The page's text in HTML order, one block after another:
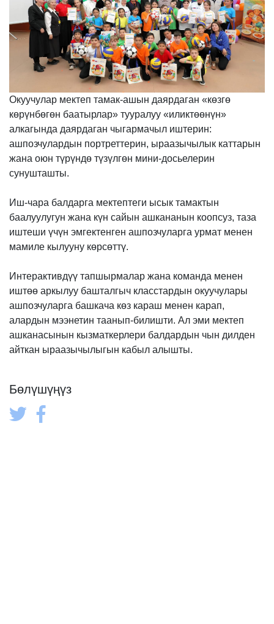
Окуучулар мектеп тамак-ашын даярдаган «көзгө
көрүнбөгөн баатырлар» тууралуу «иликтөөнүн»
алкагында даярдаган чыгармачыл иштерин:
ашпозчулардын портреттерин, ыраазычылык каттарын
жана оюн түрүндө түзүлгөн мини-досьелерин
сунушташты.
Иш-чара балдарга мектептеги ысык тамактын
баалуулугун жана күн сайын ашкананын коопсуз, таза
иштеши үчүн эмгектенген ашпозчуларга урмат менен
мамиле кылууну көрсөттү.
Интерактивдүү тапшырмалар жана команда менен
иштөө аркылуу башталгыч класстардын окуучулары
ашпозчуларга башкача көз караш менен карап,
алардын мээнетин таанып-билишти. Ал эми мектеп
ашканасынын кызматкерлери балдардын чын дилден
айткан ыраазычылыгын кабыл алышты.
Бөлүшүңүз